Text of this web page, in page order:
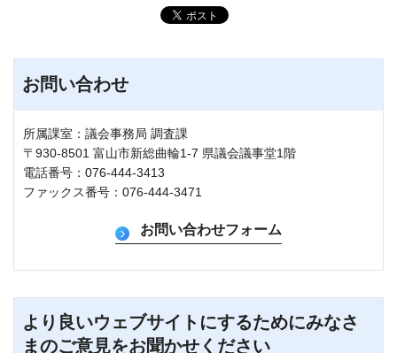
お問い合わせ
所属課室：議会事務局 調査課
〒930-8501 富山市新総曲輪1-7 県議会議事堂1階
電話番号：076-444-3413
ファックス番号：076-444-3471
より良いウェブサイトにするためにみなさ
まのご意見をお聞かせください